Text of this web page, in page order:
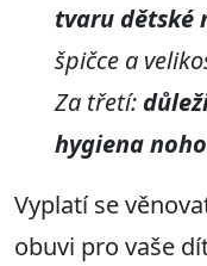
tvaru dětské
špičce a
Za třetí:
hygiena
Vyplatí se
obuvi pro vaše